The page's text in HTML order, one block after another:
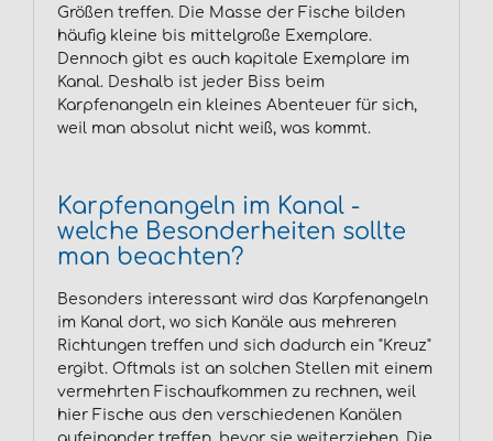
Größen treffen. Die Masse der Fische bilden
häufig kleine bis mittelgroße Exemplare.
Dennoch gibt es auch kapitale Exemplare im
Kanal. Deshalb ist jeder Biss beim
Karpfenangeln ein kleines Abenteuer für sich,
weil man absolut nicht weiß, was kommt.
Karpfenangeln im Kanal -
welche Besonderheiten sollte
man beachten?
Besonders interessant wird das Karpfenangeln
im Kanal dort, wo sich Kanäle aus mehreren
Richtungen treffen und sich dadurch ein "Kreuz"
ergibt. Oftmals ist an solchen Stellen mit einem
vermehrten Fischaufkommen zu rechnen, weil
hier Fische aus den verschiedenen Kanälen